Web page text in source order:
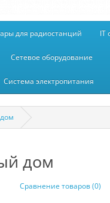
для радиостанций IT
Сетевое оборудование
Система электропитания
дом
Сравнение товаров (0)